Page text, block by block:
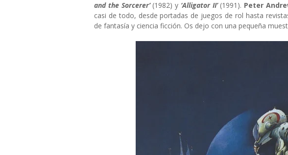
and the Sorcerer’(1982) y ‘Alligator II’ (1991). Peter
casi de todo, desde portadas de juegos de rol hasta
de fantasía y ciencia ficción. Os dejo con una pequeña